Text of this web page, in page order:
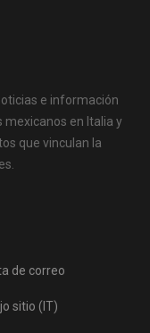
e información
mexicanos en Italia y
que vinculan la
de correo
sitio (IT)